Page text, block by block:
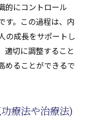
的にコントロール
す。この過程は、内
の成長をサポートし
適切に調整すること
めることができるで
療法や治療法)